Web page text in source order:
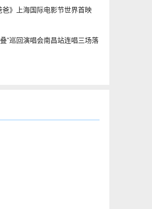
》上海国际电影节世界首映
”巡回演唱会南昌站连唱三场落